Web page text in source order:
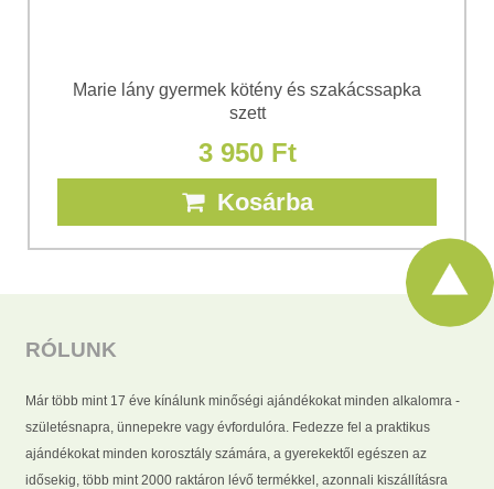
Marie lány gyermek kötény és szakácssapka
szett
3 950 Ft
Kosárba
RÓLUNK
Már több mint 17 éve kínálunk minőségi ajándékokat minden alkalomra -
születésnapra, ünnepekre vagy évfordulóra. Fedezze fel a praktikus
ajándékokat minden korosztály számára, a gyerekektől egészen az
idősekig, több mint 2000 raktáron lévő termékkel, azonnali kiszállításra